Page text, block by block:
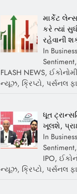
માર્કેટ
કરે ત્યાં
રહેવાની
In
FLASH NEWS,
ન્યૂઝ, ક્રિપ્ટો, પર્સનલ
ધૂત
ખૂલશે,
In
IPO,
ન્યૂઝ, ક્રિપ્ટો, પર્સનલ